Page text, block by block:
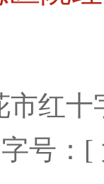
市红十
字号：[